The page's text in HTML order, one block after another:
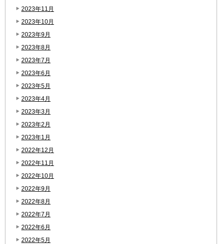
2023年11月
2023年10月
2023年9月
2023年8月
2023年7月
2023年6月
2023年5月
2023年4月
2023年3月
2023年2月
2023年1月
2022年12月
2022年11月
2022年10月
2022年9月
2022年8月
2022年7月
2022年6月
2022年5月